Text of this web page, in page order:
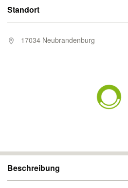
Standort
17034 Neubrandenburg
Beschreibung